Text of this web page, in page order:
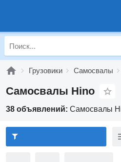
Грузовики Самосвалы
Самосвалы Hino
38 объявлений: Самосвалы